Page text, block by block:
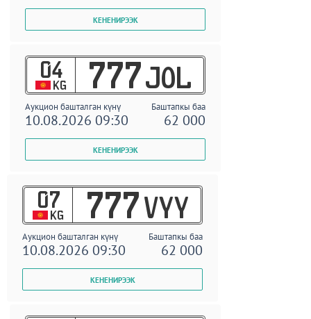
04
KG 777 JOL
Аукцион башталган күнү Баштапкы баа
10.08.2026 09:30 62 000
07
KG 777 VYY
Аукцион башталган күнү Баштапкы баа
10.08.2026 09:30 62 000